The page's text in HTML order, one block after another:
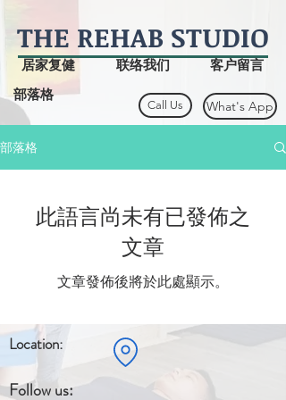
THE REHAB STUDIO
居家复健
What's App
Call Us
部落格
联络我们 客户留言
部落格
此語言尚未有已發佈之
文章
文章發佈後將於此處顯示。
Location:
Follow us: